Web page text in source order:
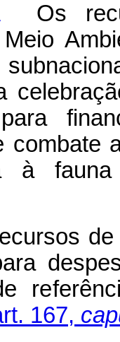
combate
à fauna
167,